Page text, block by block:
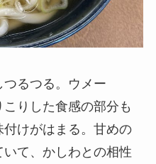
るつる。ウメー
りした食感の部分も
けがはまる。甘めの
て、かしわとの相性